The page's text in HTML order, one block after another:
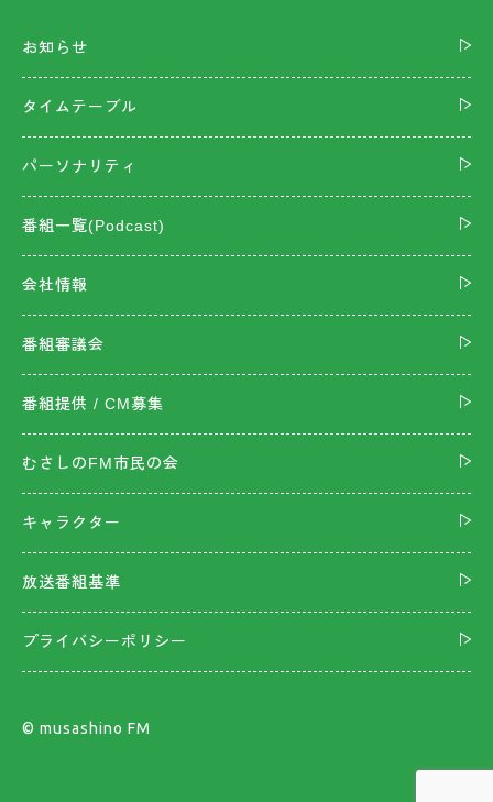
お知らせ
タイムテーブル
パーソナリティ
番組一覧(Podcast)
会社情報
番組審議会
番組提供 / CM募集
むさしのFM市民の会
キャラクター
放送番組基準
プライバシーポリシー
©︎ musashino FM